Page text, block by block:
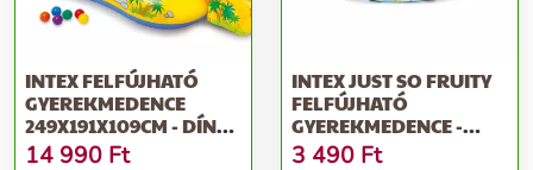
INTEX FELFÚJHATÓ
GYEREKMEDENCE
249X191X109CM - DÍNÓ
PARK (57444NP)
14 990 Ft
INTEX JUST SO FRUITY
FELFÚJHATÓ
GYEREKMEDENCE -
GYÜMÖLCS 122X25CM...
3 490 Ft